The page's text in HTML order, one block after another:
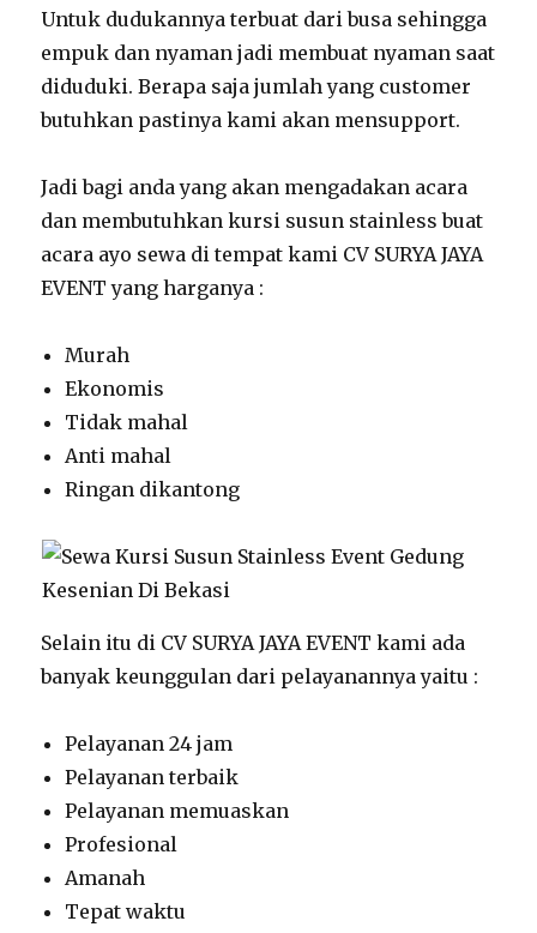
Untuk dudukannya terbuat dari busa sehingga
empuk dan nyaman jadi membuat nyaman saat
diduduki. Berapa saja jumlah yang customer
butuhkan pastinya kami akan mensupport.
Jadi bagi anda yang akan mengadakan acara
dan membutuhkan kursi susun stainless buat
acara ayo sewa di tempat kami CV SURYA JAYA
EVENT yang harganya :
Murah
Ekonomis
Tidak mahal
Anti mahal
Ringan dikantong
Selain itu di CV SURYA JAYA EVENT kami ada
banyak keunggulan dari pelayanannya yaitu :
Pelayanan 24 jam
Pelayanan terbaik
Pelayanan memuaskan
Profesional
Amanah
Tepat waktu